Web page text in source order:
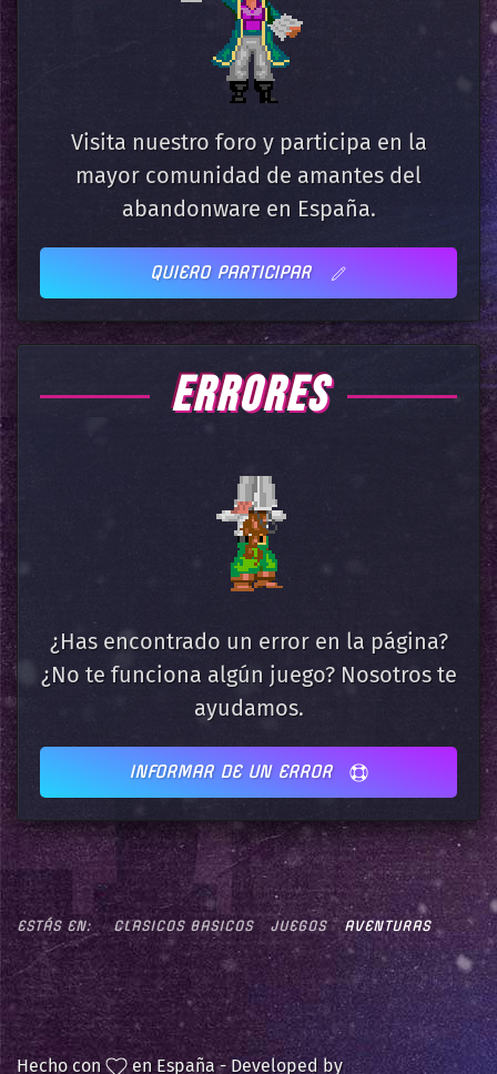
Visita nuestro foro y participa en la
mayor comunidad de amantes del
abandonware en España.
QUIERO PARTICIPAR
ERRORES
¿Has encontrado un error en la página?
¿No te funciona algún juego? Nosotros te
ayudamos.
INFORMAR DE UN ERROR
ESTÁS EN: CLASICOS BASICOS JUEGOS AVENTURAS
Hecho con en España - Developed by